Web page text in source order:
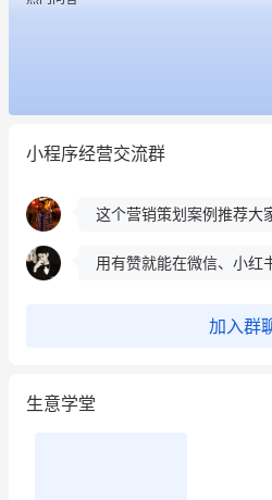
小程序经营交流群
昨晚的直播课程太好啦❤️
冰墩墩货源充足需要的联
这个营销策划案例推荐大
用有赞就能在微信、小红
加入群
生意学堂